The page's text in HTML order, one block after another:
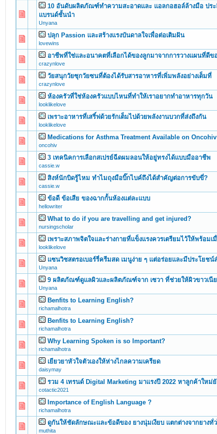
10 อันดับผลิตภัณฑ์ทำความสะอาดและ แอลกอฮอล์ล้างมือ ปร
แบรนด์ชั้นนำ
Unyana
0 Vote(s) - 0 out of 5 in Average
ปลุก Passion และสร้างแรงบันดาลใจเพื่อต่อเติมฝัน
lovewins
0 Vote(s) - 0 out of 5 in Average
123 4 5
อาชีพที่ใช่และอนาคตที่เลือกได้ของลูกมาจากการวางแผนที่ดีข
crazynlove
0 Vote(s) - 0 out of 5 in Average
1 2345
วัยสนุกวัยซุกวัยซนที่ต้องได้รับสารอาหารที่เพิ่มพลังอย่างเต็มที่
crazynlove
0 Vote(s) - 0 out of 5 in Average
12345
ห้องครัวที่ใช่ห้องครัวแบบไหนที่ทำให้เราอยากทำอาหารทุกวัน
looklikelove
0 Vote(s) - 0 out of 5 in Average
12 345
เพราะอาหารที่เสริ์ฟด้วยรักเต็มไปด้วยพลังงานบวกที่ส่งถึงกัน
looklikelove
0 Vote(s) - 0 out of 5 in Average
12345
Medications for Asthma Treatment Available on Oncohiv
oncohiv
0 Vote(s) - 0 out of 5 in Average
1 2345
3 เทคนิคการเลือกสเปรย์ฉีดผมลอนให้อยู่ทรงได้แบบมืออาชีพ
cassie.w
0 Vote(s) - 0 out of 5 in Average
1234 5
สิงห์นักบิดรู้ไหม ทำไมถุงมือบิ๊กไบค์ถึงได้สำคัญต่อการขับขี่?
cassie.w
0 Vote(s) - 0 out of 5 in Average
12 345
ข้อดี ข้อเสีย ของฉากกั้นห้องแต่ละแบบ
hellowriter
0 Vote(s) - 0 out of 5 in Average
12 345
What to do if you are travelling and get injured?
nursingscholar
0 Vote(s) - 0 out of 5 in Average
12 345
เพราะสภาพจิตใจและร่างกายที่แข็งแรงควรเตรียมไว้ให้พร้อมเ
looklikelove
0 Vote(s) - 0 out of 5 in Average
1234 5
แซนวิชสตรอเบอร์รี่ครีมสด เมนูง่าย ๆ แต่อร่อยและมีประโยช
Unyana
0 Vote(s) - 0 out of 5 in Average
12345
9 ผลิตภัณฑ์ดูแลผิวและผลิตภัณฑ์จาก เซวา ที่ช่วยให้ผิวขาวเนีย
Unyana
0 Vote(s) - 0 out of 5 in Average
12345
Benfits to Learning English?
richamalhotra
0 Vote(s) - 0 out of 5 in Average
1234 5
Benfits to Learning English?
richamalhotra
0 Vote(s) - 0 out of 5 in Average
1234 5
Why Learning Spoken is so Important?
richamalhotra
0 Vote(s) - 0 out of 5 in Average
12345
เยียวยาหัวใจตัวเองให้ห่างไกลความเครียด
daisymay
0 Vote(s) - 0 out of 5 in Average
12 345
รวม 4 เทรนด์ Digital Marketing มาแรงปี 2022 หาลูกค้าใหม่
cotactic2021
0 Vote(s) - 0 out of 5 in Average
1234 5
Importance of English Language ?
richamalhotra
0 Vote(s) - 0 out of 5 in Average
12345
ดูกันให้ชัดลักษณะและข้อดีของ ยางนุ่มเงียบ แตกต่างจากยางทั่
muthita
0 Vote(s) - 0 out of 5 in Average
12345